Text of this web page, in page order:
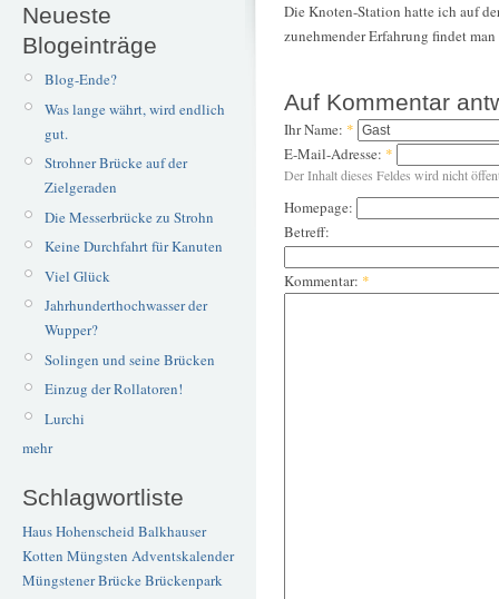
Neueste
Blogeinträge
Blog-Ende?
Was lange währt, wird endlich
gut.
Strohner Brücke auf der
Zielgeraden
Die Messerbrücke zu Strohn
Keine Durchfahrt für Kanuten
Viel Glück
Jahrhunderthochwasser der
Wupper?
Solingen und seine Brücken
Einzug der Rollatoren!
Lurchi
mehr
Schlagwortliste
Haus Hohenscheid Balkhauser
Kotten Müngsten Adventskalender
Müngstener BrückeBrückenpark
Die Knoten-Station hatte ich auf
zunehmender Erfahrung findet
Auf Kommentar
Ihr Name: *
E-Mail-Adresse: *
Der Inhalt dieses Feldes wird nicht
Homepage:
Betreff:
Kommentar: *